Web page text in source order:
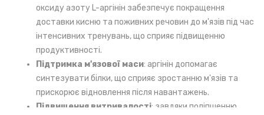
оксиду азоту L-аргінін забезпечує покращення
доставки кисню та поживних речовин до м'язів під час
інтенсивних тренувань, що сприяє підвищенню
продуктивності.
Підтримка м'язової маси: аргінін допомагає
синтезувати білки, що сприяє зростанню м'язів та
прискорює відновлення після навантажень.
Підвищення витривалості: завдяки поліпшенню